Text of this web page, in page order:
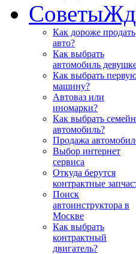
Советы
Как дороже продать
авто?
Как выбрать
автомобиль
Как выбрать
машину?
Автоваз или
иномарки?
Как выбрать
автомобиль?
Продажа
Выбор интернет
сервиса
Откуда берутся
контрактные
Поиск
автоинструктора в
Москве
Как выбрать
контрактный
двигатель?